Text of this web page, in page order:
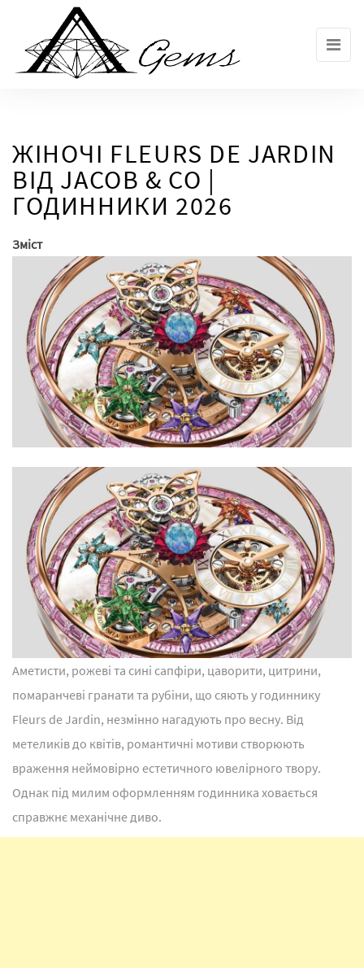
ЖІНОЧІ FLEURS DE JARDIN
ВІД JACOB & CO |
ГОДИННИКИ 2026
Зміст
Аметисти, рожеві та сині сапфіри, цаворити, цитрини,
помаранчеві гранати та рубіни, що сяють у годиннику
Fleurs de Jardin, незмінно нагадують про весну. Від
метеликів до квітів, романтичні мотиви створюють
враження неймовірно естетичного ювелірного твору.
Однак під милим оформленням годинника ховається
справжнє механічне диво.